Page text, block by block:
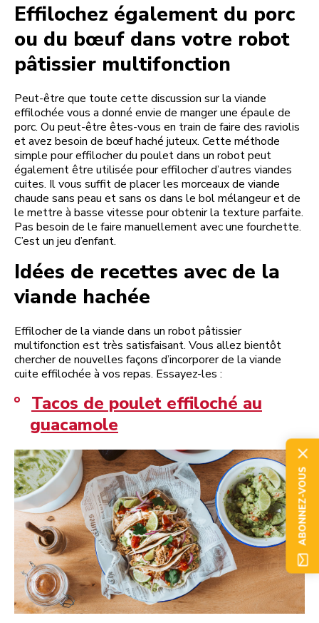
Effilochez également du porc
ou du bœuf dans votre robot
pâtissier multifonction
Peut-être que toute cette discussion sur la viande
effilochée vous a donné envie de manger une épaule de
porc. Ou peut-être êtes-vous en train de faire des raviolis
et avez besoin de bœuf haché juteux. Cette méthode
simple pour effilocher du poulet dans un robot peut
également être utilisée pour effilocher d’autres viandes
cuites. Il vous suffit de placer les morceaux de viande
chaude sans peau et sans os dans le bol mélangeur et de
le mettre à basse vitesse pour obtenir la texture parfaite.
Pas besoin de le faire manuellement avec une fourchette.
C’est un jeu d’enfant.
Idées de recettes avec de la
viande hachée
Effilocher de la viande dans un robot pâtissier
multifonction est très satisfaisant. Vous allez bientôt
chercher de nouvelles façons d’incorporer de la viande
cuite effilochée à vos repas. Essayez-les :
Tacos de poulet effiloché au
guacamole
ABONNEZ-VOUS